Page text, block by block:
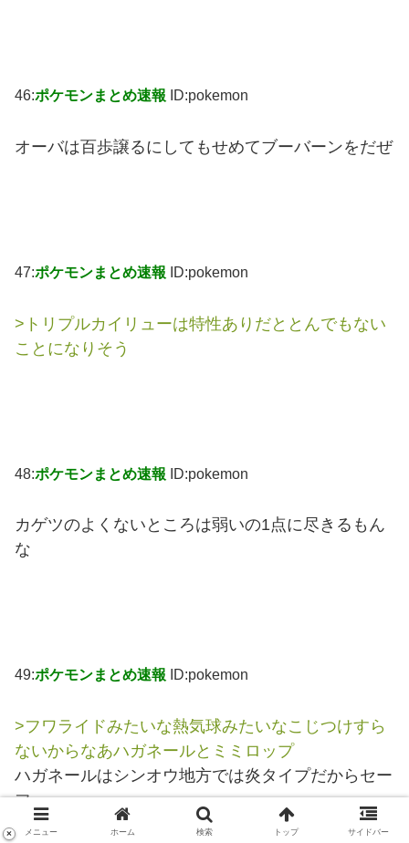
46:ポケモンまとめ速報 ID:pokemon
オーバは百歩譲るにしてもせめてブーバーンをだぜ
47:ポケモンまとめ速報 ID:pokemon
>トリプルカイリューは特性ありだととんでもない
ことになりそう
48:ポケモンまとめ速報 ID:pokemon
カゲツのよくないところは弱いの1点に尽きるもん
な
49:ポケモンまとめ速報 ID:pokemon
>フワライドみたいな熱気球みたいなこじつけすら
ないからなあハガネールとミミロップ
ハガネールはシンオウ地方では炎タイプだからセー
フ
メニュー ホーム 検索 トップ サイドバー
×